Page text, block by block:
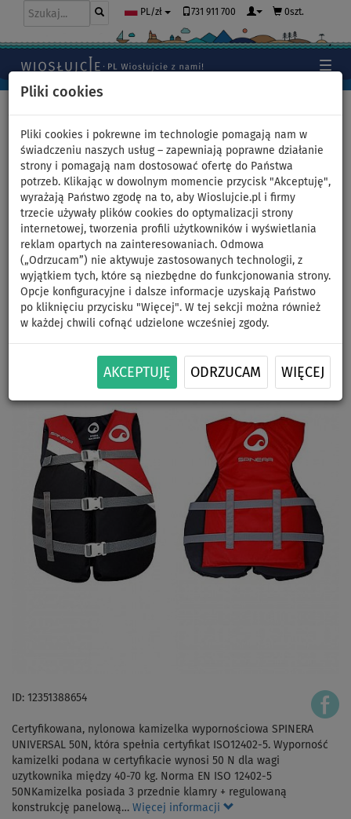
Pliki cookies
Pliki cookies i pokrewne im technologie pomagają nam w
świadczeniu naszych usług – zapewniają poprawne działanie
strony i pomagają nam dostosować ofertę do Państwa
potrzeb. Klikając w dowolnym momencie przycisk "Akceptuję",
wyrażają Państwo zgodę na to, aby Wioslujcie.pl i firmy
trzecie używały plików cookies do optymalizacji strony
internetowej, tworzenia profili użytkowników i wyświetlania
reklam opartych na zainteresowaniach. Odmowa
(„Odrzucam”) nie aktywuje zastosowanych technologii, z
wyjątkiem tych, które są niezbędne do funkcjonowania strony.
Opcje konfiguracyjne i dalsze informacje uzyskają Państwo
po kliknięciu przycisku "Więcej". W tej sekcji można również
w każdej chwili cofnąć udzielone wcześniej zgody.
AKCEPTUJĘ ODRZUCAM WIĘCEJ
PL/zł 731 911 700 0szt.
Kamizelka wypornościowa
SPINERA UNIVERSAL NYLON
50N black/red
DO
-25 %
NASZ
WYBÓR
SUPER
CENA
ID: 12351388654
Certyfikowana, nylonowa kamizelka wypornościowa SPINERA
UNIVERSAL 50N, która spełnia certyfikat ISO12402-5. Wyporność
kamizelki podana w certyfikacie wynosi 50 N dla wagi
uzytkownika między 40-70 kg. Norma EN ISO 12402-5
50NKamizelka posiada 3 przednie klamry + regulowaną
konstrukcję panelową… Więcej informacji